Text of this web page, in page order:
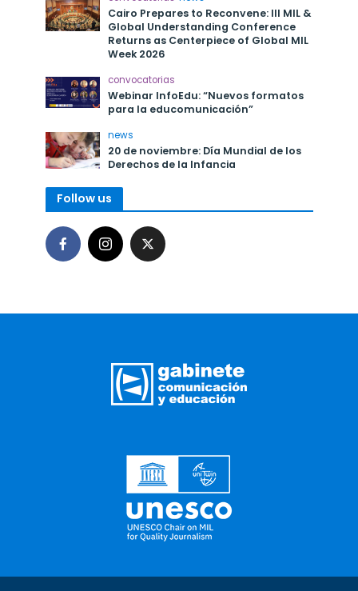
Cairo Prepares to Reconvene: III MIL &
Global Understanding Conference
Returns as Centerpiece of Global MIL
Week 2026
convocatorias
Webinar InfoEdu: “Nuevos formatos
para la educomunicación”
news
20 de noviembre: Día Mundial de los
Derechos de la Infancia
Follow us